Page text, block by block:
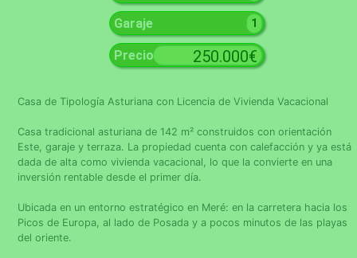
Garaje 1
Precio 250.000€
Casa de Tipología Asturiana con Licencia de Vivienda Vacacional
Casa tradicional asturiana de 142 m² construidos con orientación
Este, garaje y terraza. La propiedad cuenta con calefacción y ya está
dada de alta como vivienda vacacional, lo que la convierte en una
inversión rentable desde el primer día.
Ubicada en un entorno estratégico en Meré: en la carretera hacia los
Picos de Europa, al lado de Posada y a pocos minutos de las playas
del oriente.